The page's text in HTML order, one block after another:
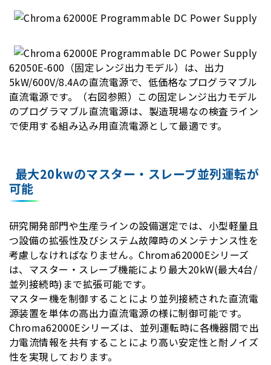
62050E-600（固定レンジ出力モデル）は、出力
5kW/600V/8.4Aの直流電源で、低価格なプログラマブル
直流電源です。（右図参照）この固定レンジ出力モデル
のプログラマブル直流電源は、製造現場なの検査ライン
で使用する組み込み用直流電源として最適です。
最大20kwのマスター・スレーブ並列運転が
可能
研究開発部門や生産ラインの設備選定では、小型軽量且
つ設備の拡張性及びシステム故障時のメンテナンス性を
考慮しなければなりません。Chroma62000Eシリーズ
は、マスター・スレーブ機能により最大20kW(最大4台/
並列接続時)まで拡張可能です。
マスター機を制御することにより並列接続された直流電
源装置を単体の高出力直流電源の様に制御可能です。
Chroma62000Eシリーズは、並列運転時に各機器間で出
力電流情報を共有することにより高い安定性と耐ノイズ
性を実現しております。